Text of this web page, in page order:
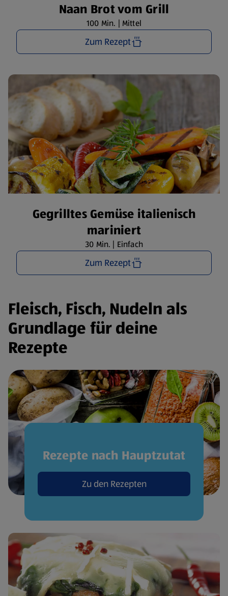
Naan Brot vom Grill
100 Min. | Mittel
Zum Rezept
Gegrilltes Gemüse italienisch
mariniert
30 Min. | Einfach
Zum Rezept
Fleisch, Fisch, Nudeln als
Grundlage für deine
Rezepte
Rezepte nach Hauptzutat
Zu den Rezepten